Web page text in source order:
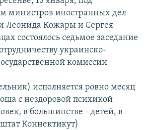
министров иностранных дел
Леонида Кожары и Сергея
состоялось седьмое заседание
украинско-
комиссии
исполняется ровно месяц
с нездоровой психикой
в большинстве - детей, в
Коннектикут)